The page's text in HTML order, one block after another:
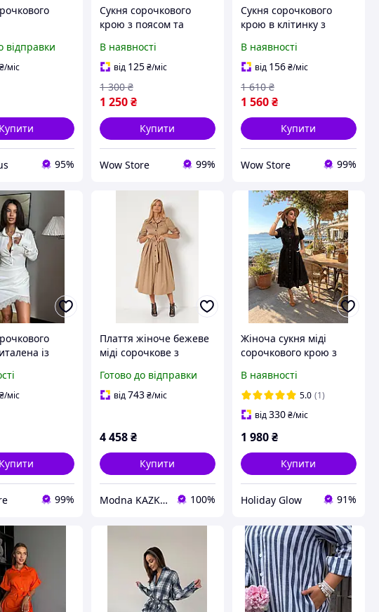
відправки
₴/міс
Купити
95%
Сукня сорочкового
крою з поясом та
(Помаранчевий, 42-44)
В наявності
від 125 ₴/міс
1 250 ₴
1 300 ₴
Купити
Wow Store 99%
Сукня сорочкового
крою в клітинку з
спідницею з котону
(джинс, 42-46)
В наявності
від 156₴/міс
1 560₴
1 610 ₴
Купити
Wow Store 99%
із
(молоко, 42-
₴/міс
Купити
99%
Плаття жіноче бежеве
міді сорочкове з
Готово до відправки
від743 ₴/міс
4 458 ₴
Купити
Modna KAZKA | жіночий одяг від українских брендів 100%
Жіноча сукня міді
сорочкового крою з
підкладкою з батисту
HL 210
В наявності
5.0 (1)
від330₴/міс
1 980₴
Купити
Holiday Glow 91%